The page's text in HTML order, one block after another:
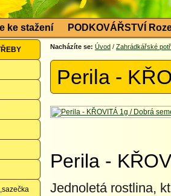
ke stažení PODKOVÁŘSTVÍ
Nacházíte se: Úvod / Zahrádkářské
Perila -
Perila -
Jednoletá rostlina,